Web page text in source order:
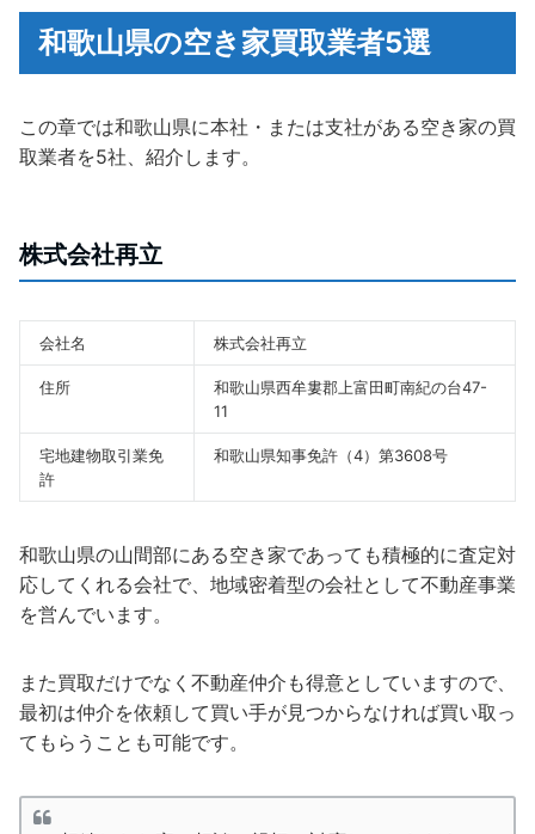
和歌山県の空き家買取業者5選
この章では和歌山県に本社・または支社がある空き家の買
取業者を5社、紹介します。
株式会社再立
会社名 株式会社再立
住所
和歌山県西牟婁郡上富田町南紀の台47-
11
宅地建物取引業免
許
和歌山県知事免許（4）第3608号
和歌山県の山間部にある空き家であっても積極的に査定対
応してくれる会社で、地域密着型の会社として不動産事業
を営んでいます。
また買取だけでなく不動産仲介も得意としていますので、
最初は仲介を依頼して買い手が見つからなければ買い取っ
てもらうことも可能です。